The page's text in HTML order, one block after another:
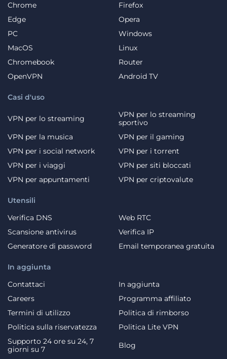
Chrome
Firefox
Edge
Opera
PC
Windows
MacOS
Linux
Chromebook
Router
OpenVPN
Android TV
Casi d'uso
VPN per lo streaming
VPN per lo streaming
sportivo
VPN per la musica
VPN per il gaming
VPN per i social network
VPN per i torrent
VPN per i viaggi
VPN per siti bloccati
VPN per appuntamenti
VPN per criptovalute
In aggiunta
Contattaci
In aggiunta
Careers
Programma affiliato
Termini di utilizzo
Politica di rimborso
Politica sulla riservatezza
Politica Lite VPN
Supporto 24 ore su 24, 7
giorni su 7
Blog
Utensili
Verifica DNS
Web RTC
Scansione antivirus
Verifica IP
Generatore di password
Email temporanea gratuita